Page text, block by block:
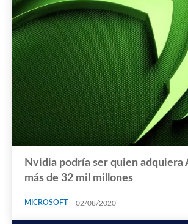
Nvidia podría ser quien adquiera
más de 32 mil millones
MICROSOFT 02/08/2020